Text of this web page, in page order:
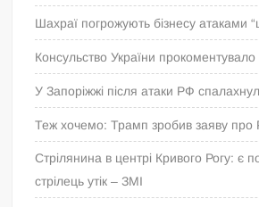
Шахраї погрожують бізнесу атаками
Консульство України
У Запоріжжі після атаки РФ
Теж хочемо: Трамп зробив заяву про
Стрілянина в центрі Кривого Рогу: є
стрілець утік – ЗМІ